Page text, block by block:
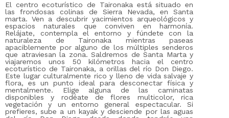
El centro ecoturístico de Taironaka está situado en
las frondosas colinas de Sierra Nevada, en Santa
marta. Ven a descubrir yacimientos arqueológicos y
espacios naturales que conviven en harmonía.
Relájate, contempla el entorno y fúndete con la
naturaleza de Taironaka mientras paseas
apaciblemente por alguno de los múltiples senderos
que atraviesan la zona. Saldremos de Santa Marta y
viajaremos unos 50 kilómetros hacia el centro
ecoturístico de Taironaka, a orillas del río Don Diego.
Este lugar culturalmente rico y lleno de vida salvaje y
flora, es un punto ideal para desconectar física y
mentalmente. Elige alguna de las caminatas
disponibles y rodéate de flores multicolor, rica
vegetación y un entorno general espectacular. Si
prefieres, sube a un kayak y desciende por las aguas